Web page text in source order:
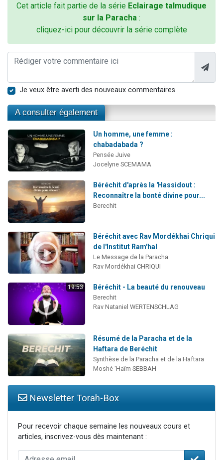
Cet article fait partie de la série Eclairage talmudique
sur la Paracha :
cliquez-ici pour découvrir la série complète
Je veux être averti des nouveaux commentaires
A consulter également
Un homme, une femme :
chabadabada ?
Pensée Juive
Jocelyne SCEMAMA
Béréchit d'après la 'Hassidout :
Reconnaître la bonté divine pour...
Berechit
Béréchit avec Rav Mordékhai Chriqui
de l'Institut Ram'hal
Le Message de la Paracha
Rav Mordékhai CHRIQUI
19:53 Béréchit - La beauté du renouveau
Berechit
Rav Nataniel WERTENSCHLAG
Résumé de la Paracha et de la
Haftara de Beréchit
Synthèse de la Paracha et de la Haftara
Moshé 'Haïm SEBBAH
Newsletter Torah-Box
Pour recevoir chaque semaine les nouveaux cours et
articles, inscrivez-vous dès maintenant :